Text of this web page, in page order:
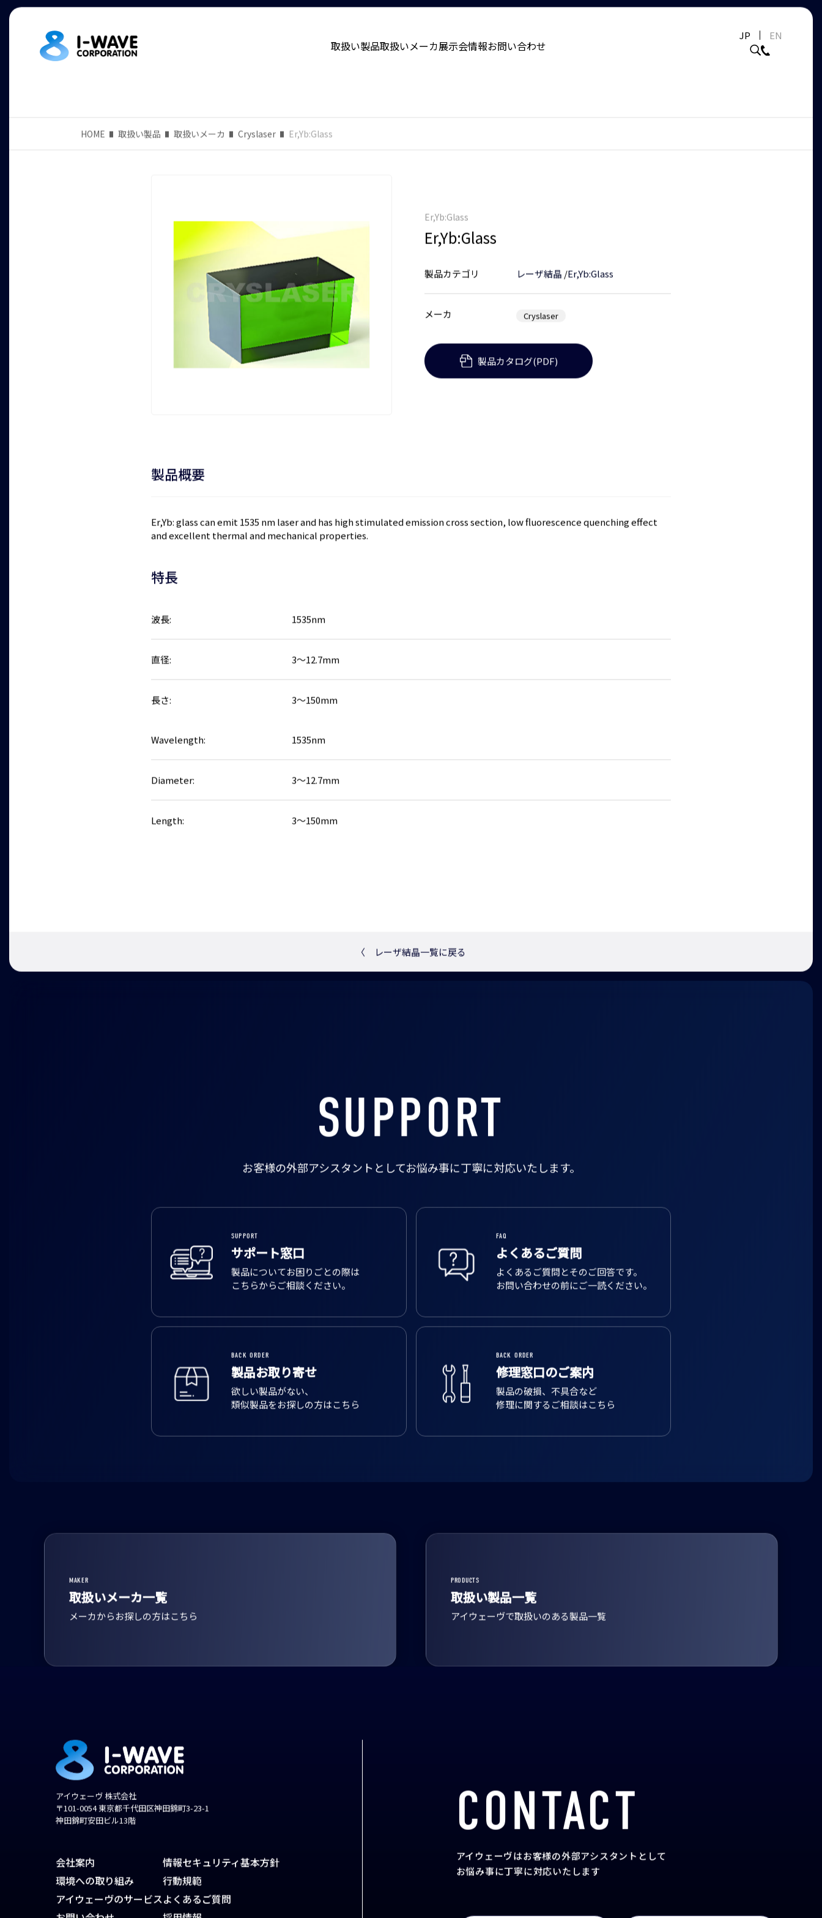
取扱い製品取扱いメーカ展示会情報お問い合わせ
JP EN
HOME 取扱い製品 取扱いメーカ Cryslaser Er,Yb:Glass
Er,Yb:Glass
Er,Yb:Glass
製品カテゴリ レーザ結晶 /Er,Yb:Glass
メーカ Cryslaser
製品カタログ(PDF)
製品概要
Er,Yb: glass can emit 1535 nm laser and has high stimulated emission cross section, low fluorescence quenching effect
and excellent thermal and mechanical properties.
特長
波長: 1535nm
直径: 3～12.7mm
長さ: 3～150mm
Wavelength: 1535nm
Diameter: 3～12.7mm
Length: 3～150mm
〈 レーザ結晶一覧に戻る
SUPPORT
お客様の外部アシスタントとしてお悩み事に丁寧に対応いたします。
SUPPORT
サポート窓口
製品についてお困りごとの際は
こちらからご相談ください。
FAQ
よくあるご質問
よくあるご質問とそのご回答です。
お問い合わせの前にご一読ください。
BACK ORDER
製品お取り寄せ
欲しい製品がない、
類似製品をお探しの方はこちら
BACK ORDER
修理窓口のご案内
製品の破損、不具合など
修理に関するご相談はこちら
MAKER
取扱いメーカ一覧
メーカからお探しの方はこちら
PRODUCTS
取扱い製品一覧
アイウェーヴで取扱いのある製品一覧
CONTACT
アイウェーヴはお客様の外部アシスタント として
お悩み事に丁寧に対応いたします
アイウェーヴ 株式会社
〒101-0054 東京都千代田区神田錦町3-23-1
神田錦町安田ビル13階
会社案内
環境への取り組み
アイウェーヴのサービス
情報セキュリティ基本方針
行動規範
よくあるご質問